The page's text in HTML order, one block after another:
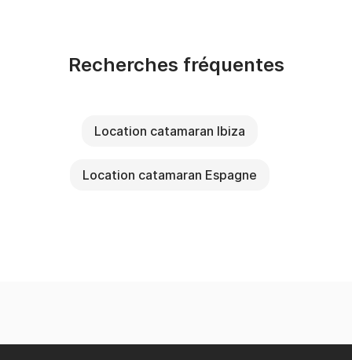
Recherches fréquentes
Location catamaran Ibiza
Location catamaran Espagne